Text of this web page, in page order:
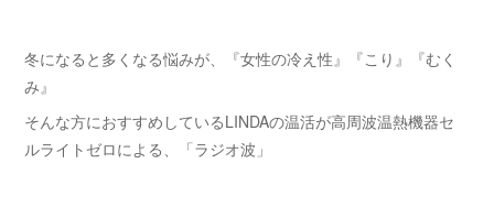
冬になると多くなる悩みが、『女性の冷え性』『こり』『むく
み』
そんな方におすすめしているLINDAの温活が高周波温熱機器セ
ルライトゼロによる、「ラジオ波」